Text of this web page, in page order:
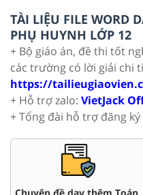
TÀI LIỆU FILE WORD
PHỤ HUYNH LỚP 12
+ Bộ giáo án, đề thi tốt
các trường có lời giải chi
https://
+ Hỗ trợ zalo: VietJack
+ Tổng đài hỗ trợ đăng ký